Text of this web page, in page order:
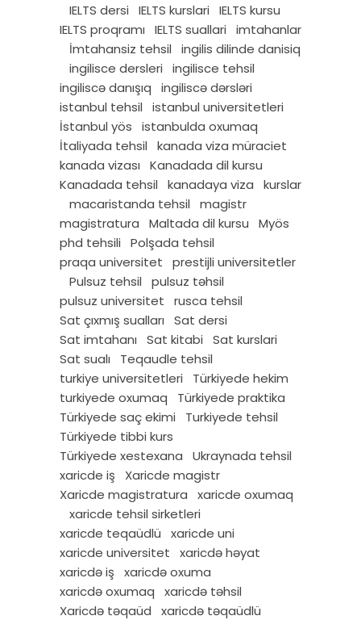
IELTS dersi
IELTS kurslari
IELTS kursu
IELTS proqramı
IELTS suallari
imtahanlar
İmtahansiz tehsil
ingilis dilinde danisiq
ingilisce dersleri
ingilisce tehsil
ingiliscə danışıq
ingiliscə dərsləri
istanbul tehsil
istanbul universitetleri
İstanbul yös
istanbulda oxumaq
İtaliyada tehsil
kanada viza müraciet
kanada vizası
Kanadada dil kursu
Kanadada tehsil
kanadaya viza
kurslar
macaristanda tehsil
magistr
magistratura
Maltada dil kursu
Myös
phd tehsili
Polşada tehsil
praqa universitet
prestijli universitetler
Pulsuz tehsil
pulsuz təhsil
pulsuz universitet
rusca tehsil
Sat çıxmış sualları
Sat dersi
Sat imtahanı
Sat kitabi
Sat kurslari
Sat sualı
Teqaudle tehsil
turkiye universitetleri
Türkiyede hekim
turkiyede oxumaq
Türkiyede praktika
Türkiyede saç ekimi
Turkiyede tehsil
Türkiyede tibbi kurs
Türkiyede xestexana
Ukraynada tehsil
xaricde iş
Xaricde magistr
Xaricde magistratura
xaricde oxumaq
xaricde tehsil sirketleri
xaricde teqaüdlü
xaricde uni
xaricde universitet
xaricdə həyat
xaricdə iş
xaricdə oxuma
xaricdə oxumaq
xaricdə təhsil
Xaricdə təqaüd
xaricdə təqaüdlü